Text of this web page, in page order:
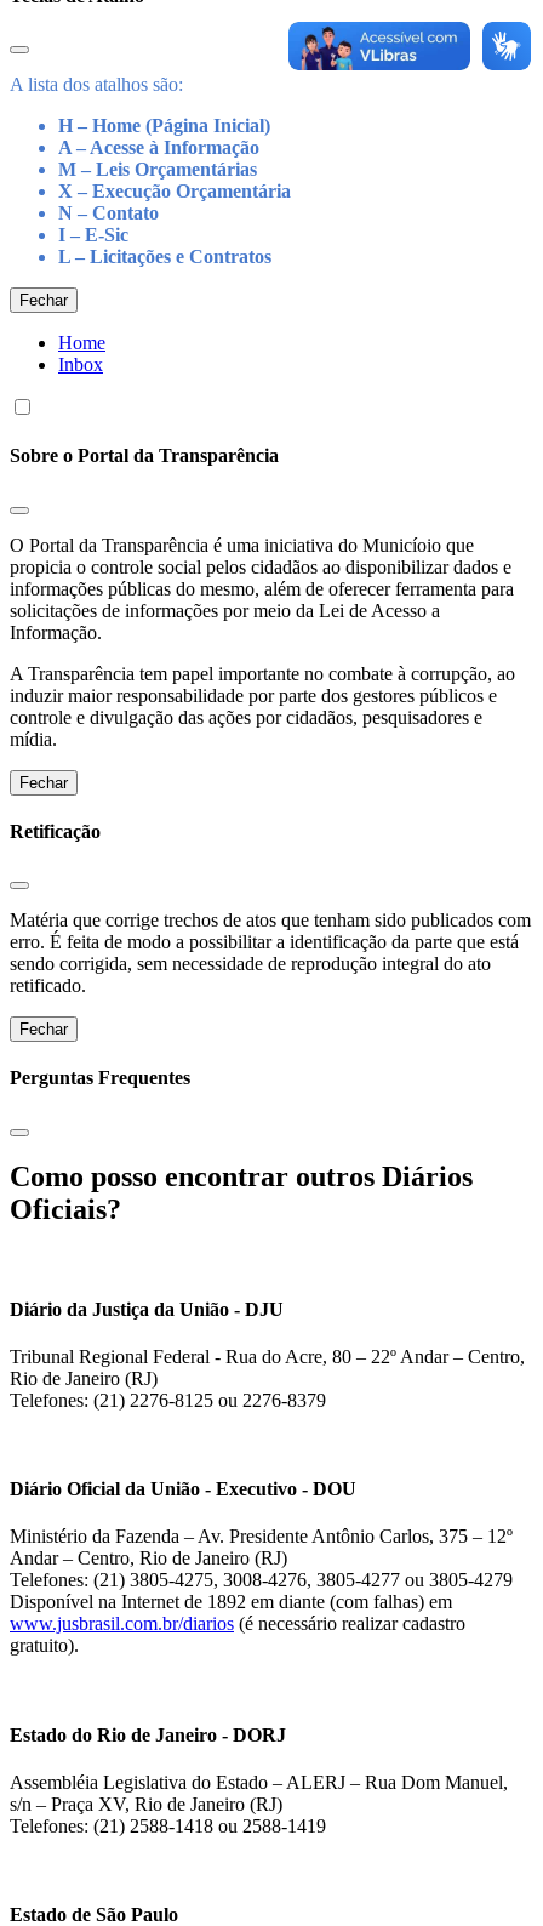
A lista dos atalhos são:
H – Home (Página Inicial)
A – Acesse à Informação
M – Leis Orçamentárias
X – Execução Orçamentária
N – Contato
I – E-Sic
L – Licitações e Contratos
Fechar
Home
Inbox
Sobre o Portal da Transparência
O Portal da Transparência é uma iniciativa do Municíoio que
propicia o controle social pelos cidadãos ao disponibilizar dados e
informações públicas do mesmo, além de oferecer ferramenta para
solicitações de informações por meio da Lei de Acesso a
Informação.
A Transparência tem papel importante no combate à corrupção, ao
induzir maior responsabilidade por parte dos gestores públicos e
controle e divulgação das ações por cidadãos, pesquisadores e
mídia.
Fechar
Retificação
Matéria que corrige trechos de atos que tenham sido publicados com
erro. É feita de modo a possibilitar a identificação da parte que está
sendo corrigida, sem necessidade de reprodução integral do ato
retificado.
Fechar
Perguntas Frequentes
Como posso encontrar outros Diários
Oficiais?
Diário da Justiça da União - DJU
Tribunal Regional Federal - Rua do Acre, 80 – 22º Andar – Centro,
Rio de Janeiro (RJ)
Telefones: (21) 2276-8125 ou 2276-8379
Diário Oficial da União - Executivo - DOU
Ministério da Fazenda – Av. Presidente Antônio Carlos, 375 – 12º
Andar – Centro, Rio de Janeiro (RJ)
Telefones: (21) 3805-4275, 3008-4276, 3805-4277 ou 3805-4279
Disponível na Internet de 1892 em diante (com falhas) em
www.jusbrasil.com.br/diarios (é necessário realizar cadastro
gratuito).
Estado do Rio de Janeiro - DORJ
Assembléia Legislativa do Estado – ALERJ – Rua Dom Manuel,
s/n – Praça XV, Rio de Janeiro (RJ)
Telefones: (21) 2588-1418 ou 2588-1419
Estado de São Paulo